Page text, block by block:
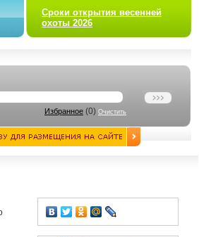
Сроки открытия весенней
охоты 2026
Избранное (0) Очистить